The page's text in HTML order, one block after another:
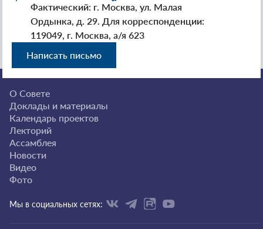
Фактический: г. Москва, ул. Малая
Ордынка, д. 29. Для корреспонденции:
119049, г. Москва, а/я 623
Написать письмо
О Совете
Доклады и материалы
Календарь проектов
Лекторий
Ассамблея
Новости
Видео
Фото
Мы в социальных сетях: